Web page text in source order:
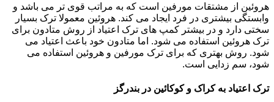
هروئین از مشتقات مورفین است که به مراتب قوی تر می باشد و
وابستگی بیشتری در فرد ایجاد می کند. هروئین معمولا ترک بسیار
سختی دارد و در بیشتر کمپ های ترک اعتیاد از روش متادون برای
ترک هروئین استفاده می شود. اما متادون خود باعث اعتیاد می
شود. روش بهتری که برای ترک مورفین و هروئین استفاده می
شود، سم زدایی است.
ترک اعتیاد به کراک و کوکائین در بندرگز